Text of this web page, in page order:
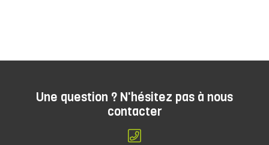
Une question ? N'hésitez pas à nous
contacter